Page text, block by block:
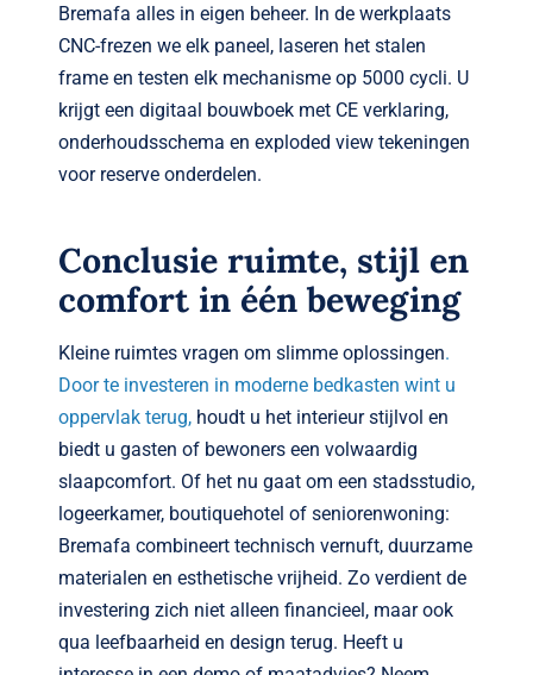
Bremafa alles in eigen beheer. In de werk­plaats
CNC-frezen we elk paneel, laseren het stalen
frame en testen elk mechanisme op 5000 cycli. U
krijgt een digitaal bouwboek met CE verklaring,
onderhoudsschema en exploded view tekeningen
voor reserve onderdelen.
Conclusie ruimte, stijl en
comfort in één beweging
Kleine ruimtes vragen om slimme oplossingen.
Door te investeren in moderne bedkasten wint u
oppervlak terug,houdt u het interieur stijlvol en
biedt u gasten of bewoners een volwaardig
slaapcomfort. Of het nu gaat om een stads­studio,
logeerkamer, boutiquehotel of seniorenwoning:
Bremafa combineert technisch vernuft, duurzame
materialen en esthetische vrijheid. Zo verdient de
investering zich niet alleen financieel, maar ook
qua leefbaarheid en design terug. Heeft u